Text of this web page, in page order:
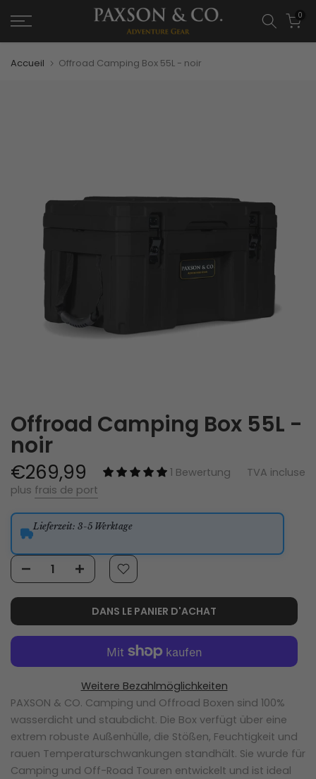
0
Accueil Offroad Camping Box 55L - noir
Offroad Camping Box 55L -
noir
€269,99 1 Bewertung
TVA incluse
plus frais de port
Lieferzeit: 3-5 Werktage
DANS LE PANIER D'ACHAT
Weitere Bezahlmöglichkeiten
PAXSON & CO. Camping und Offroad Boxen sind 100%
wasserdicht und staubdicht. Die Box verfügt über eine
extrem robuste Außenhülle, die Stößen, Feuchtigkeit und
rauen Temperaturschwankungen standhält. Sie wurde für
Camping und Off-Road Touren entwickelt und ist ideal